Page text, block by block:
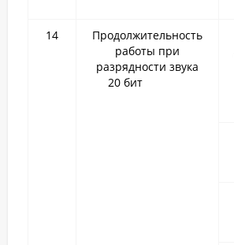
14
Продолжительность
работы при
разрядности звука
20 бит